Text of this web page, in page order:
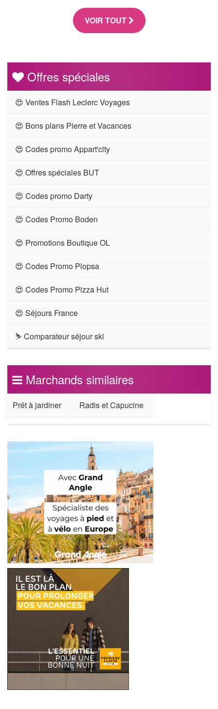
VOIR TOUT
Offres spéciales
😍 Ventes Flash Leclerc Voyages
😍 Bons plans Pierre et Vacances
😍 Codes promo Appart'city
😍 Offres spéciales BUT
😍 Codes promo Darty
😍 Codes Promo Boden
😍 Promotions Boutique OL
😍 Codes Promo Plopsa
😍 Codes Promo Pizza Hut
😍 Séjours France
⛷ Comparateur séjour ski
Marchands similaires
Prêt à jardiner Radis et Capucine